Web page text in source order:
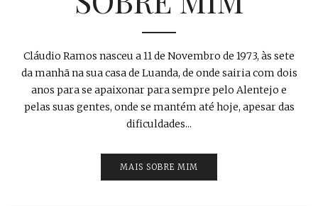
Cláudio Ramos nasceu a 11 de Novembro de 1973, às sete
da manhã na sua casa de Luanda, de onde sairia com dois
anos para se apaixonar para sempre pelo Alentejo e
pelas suas gentes, onde se mantém até hoje, apesar das
dificuldades...
MAIS SOBRE MIM